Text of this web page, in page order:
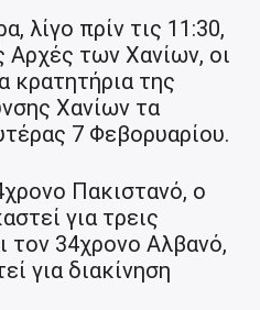
λίγο πρίν τις 11:30,
Αρχές των Χανίων, οι
κρατητήρια της
Χανίων τα
7 Φεβορυαρίου.
Πακιστανό, ο
για τρεις
τον 34χρονο Αλβανό,
για διακίνηση